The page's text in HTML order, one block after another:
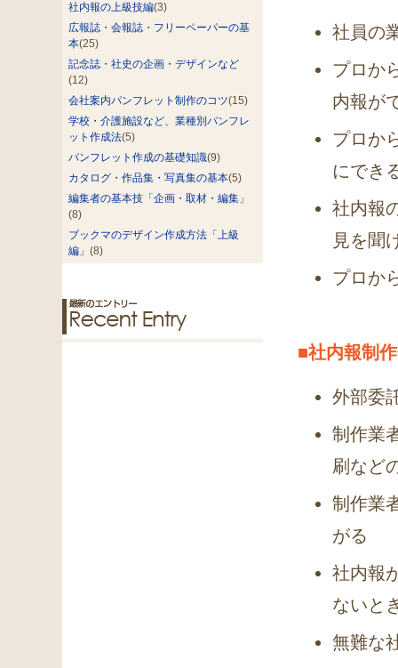
社員の
プロか
内報が
プロか
にでき
社内報
見を聞
プロか
■社内報制
外部委
制作業
刷など
制作業
がる
社内報
ないと
無難な
社内報の上級技編(3)
広報誌・会報誌・フリーペーパーの基
本(25)
記念誌・社史の企画・デザインなど
(12)
会社案内パンフレット制作のコツ(15)
学校・介護施設など、業種別パンフレ
ット作成法(5)
パンフレット作成の基礎知識(9)
カタログ・作品集・写真集の基本(5)
編集者の基本技「企画・取材・編集」
(8)
ブックマのデザイン作成方法「上級
編」 (8)